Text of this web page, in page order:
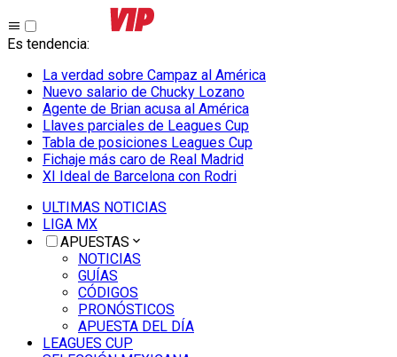
Es tendencia:
La verdad sobre Campaz al América
Nuevo salario de Chucky Lozano
Agente de Brian acusa al América
Llaves parciales de Leagues Cup
Tabla de posiciones Leagues Cup
Fichaje más caro de Real Madrid
XI Ideal de Barcelona con Rodri
ULTIMAS NOTICIAS
LIGA MX
APUESTAS
NOTICIAS
GUÍAS
CÓDIGOS
PRONÓSTICOS
APUESTA DEL DÍA
LEAGUES CUP